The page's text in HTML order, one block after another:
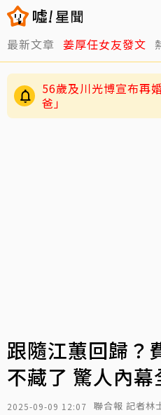
最新文章 姜厚任女友發文
56歲及川光博宣布再
爸」
跟隨江蕙回歸？
不藏了 驚人內幕
2025-09-09 12:07 聯合報 記者林